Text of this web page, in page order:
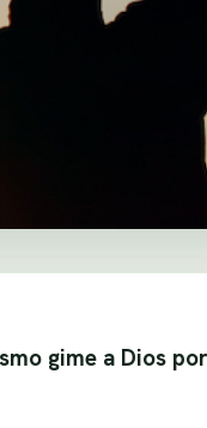
gime a Dios